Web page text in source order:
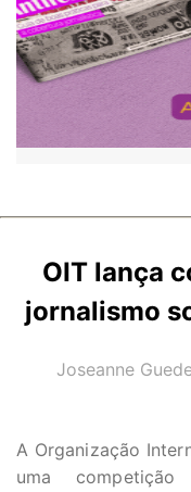
OIT lança
jornalismo
AUTOR(A):
Joseanne
A Organização
uma